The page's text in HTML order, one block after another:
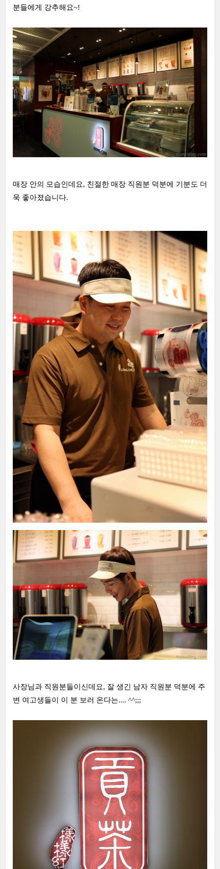
분들에게 강추해요~!
매장 안의 모습인데요, 친절한 매장 직원분 덕분에 기분도 더
욱 좋아졌습니다.
사장님과 직원분들이신데요, 잘 생긴 남자 직원분 덕분에 주
변 여고생들이 이 분 보러 온다는.... ^^;;;